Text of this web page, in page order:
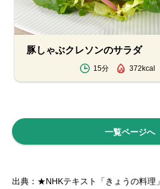
豚しゃぶクレソンのサラダ
15分 372kcal
一覧ページへ
出典：★NHKテキスト「きょうの料理」